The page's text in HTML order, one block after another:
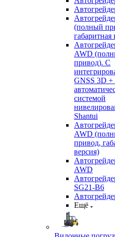
(полный
габаритная
AWD
привод). С
GNSS 3D +
системой
Shantui
AWD
привод,
версия)
AWD
SG21-B6
Ещё